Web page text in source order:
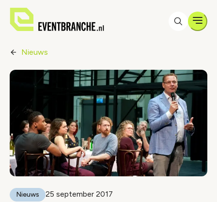
Nieuws
Nieuws 25 september 2017